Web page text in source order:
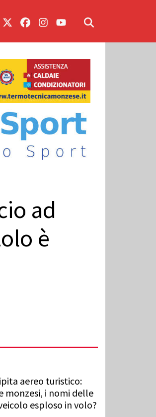
ad
è
aereo turistico:
monzesi, i nomi delle
esploso in volo?